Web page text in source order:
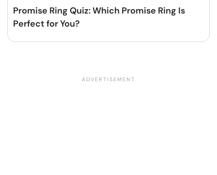
Promise Ring Quiz: Which Promise Ring Is
Perfect for You?